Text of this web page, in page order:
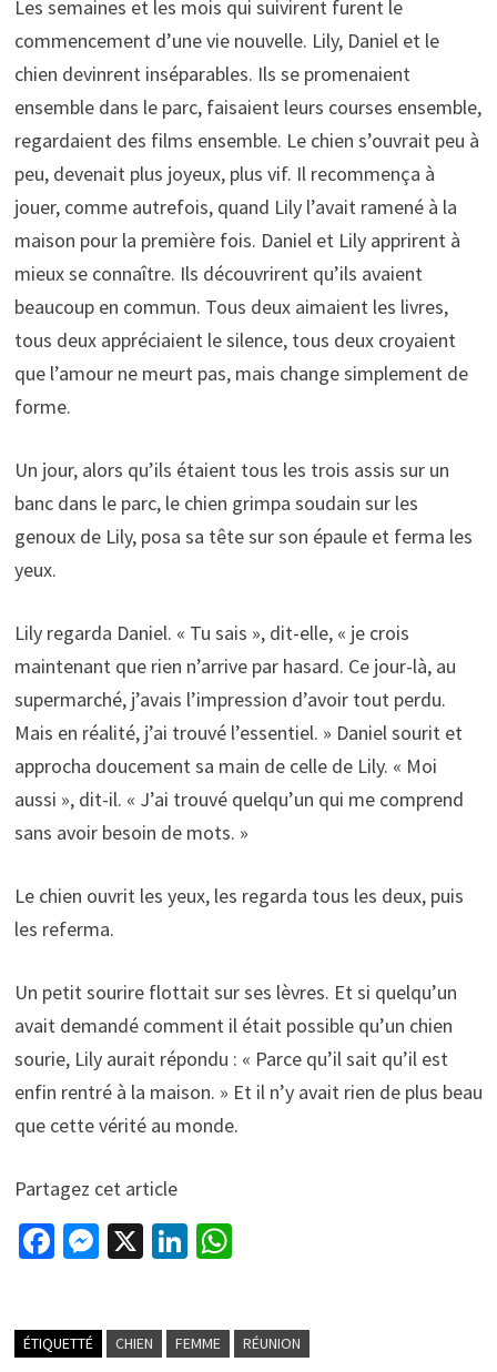
Les semaines et les mois qui suivirent furent le
commencement d’une vie nouvelle. Lily, Daniel et le
chien devinrent inséparables. Ils se promenaient
ensemble dans le parc, faisaient leurs courses ensemble,
regardaient des films ensemble. Le chien s’ouvrait peu à
peu, devenait plus joyeux, plus vif. Il recommença à
jouer, comme autrefois, quand Lily l’avait ramené à la
maison pour la première fois. Daniel et Lily apprirent à
mieux se connaître. Ils découvrirent qu’ils avaient
beaucoup en commun. Tous deux aimaient les livres,
tous deux appréciaient le silence, tous deux croyaient
que l’amour ne meurt pas, mais change simplement de
forme.
Un jour, alors qu’ils étaient tous les trois assis sur un
banc dans le parc, le chien grimpa soudain sur les
genoux de Lily, posa sa tête sur son épaule et ferma les
yeux.
Lily regarda Daniel. « Tu sais », dit-elle, « je crois
maintenant que rien n’arrive par hasard. Ce jour-là, au
supermarché, j’avais l’impression d’avoir tout perdu.
Mais en réalité, j’ai trouvé l’essentiel. » Daniel sourit et
approcha doucement sa main de celle de Lily. « Moi
aussi », dit-il. « J’ai trouvé quelqu’un qui me comprend
sans avoir besoin de mots. »
Le chien ouvrit les yeux, les regarda tous les deux, puis
les referma.
Un petit sourire flottait sur ses lèvres. Et si quelqu’un
avait demandé comment il était possible qu’un chien
sourie, Lily aurait répondu : « Parce qu’il sait qu’il est
enfin rentré à la maison. » Et il n’y avait rien de plus beau
que cette vérité au monde.
Partagez cet article
Fa
o
M
n
X Li
dI
W
sA
ÉTIQUETTÉ CHIEN FEMME RÉUNION